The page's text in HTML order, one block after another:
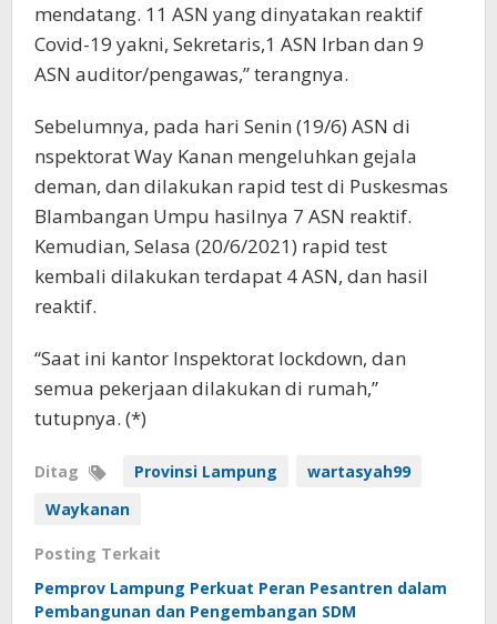
mendatang. 11 ASN yang dinyatakan reaktif
Covid-19 yakni, Sekretaris,1 ASN Irban dan 9
ASN auditor/pengawas,” terangnya.
Sebelumnya, pada hari Senin (19/6) ASN di
nspektorat Way Kanan mengeluhkan gejala
deman, dan dilakukan rapid test di Puskesmas
Blambangan Umpu hasilnya 7 ASN reaktif.
Kemudian, Selasa (20/6/2021) rapid test
kembali dilakukan terdapat 4 ASN, dan hasil
reaktif.
“Saat ini kantor Inspektorat lockdown, dan
semua pekerjaan dilakukan di rumah,”
tutupnya. (*)
Ditag Provinsi Lampung
wartasyah99
Waykanan
Posting Terkait
Pemprov Lampung Perkuat Peran Pesantren dalam
Pembangunan dan Pengembangan SDM